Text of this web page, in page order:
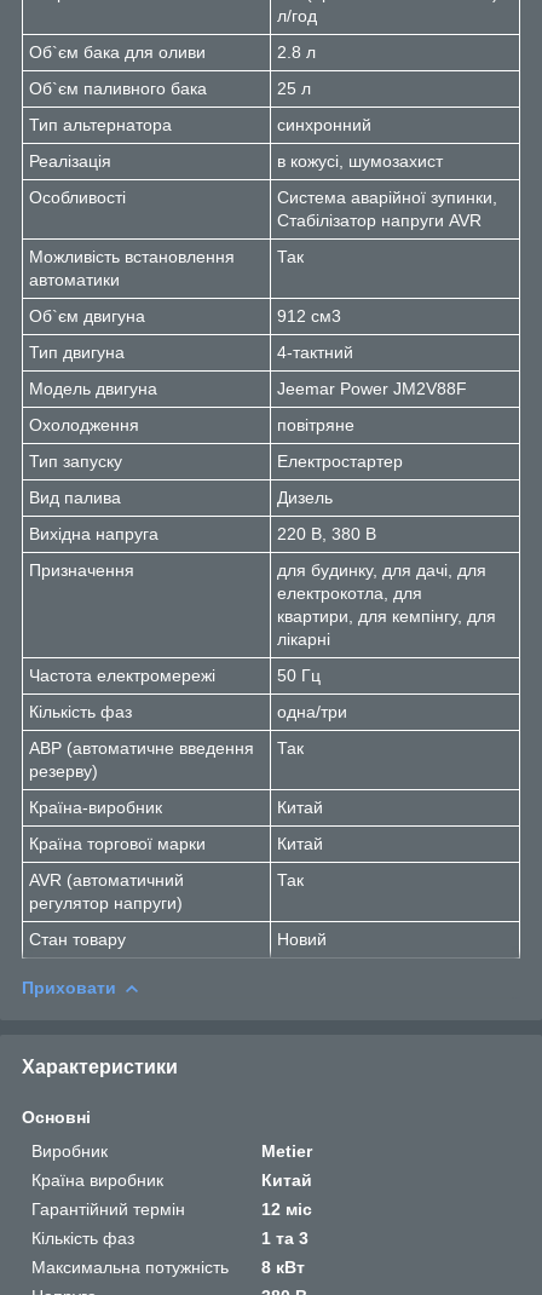
л/год
Об`єм бака для оливи
2.8 л
Об`єм паливного бака
25 л
Тип альтернатора
синхронний
Реалізація
в кожусі, шумозахист
Особливості
Система аварійної зупинки,
Стабілізатор напруги AVR
Можливість встановлення
автоматики
Так
Об`єм двигуна
912 см3
Тип двигуна
4-тактний
Модель двигуна
Jeemar Power JM2V88F
Охолодження
повітряне
Тип запуску
Електростартер
Вид палива
Дизель
Вихідна напруга
220 В, 380 В
Призначення
для будинку, для дачі, для
електрокотла, для
квартири, для кемпінгу, для
лікарні
Частота електромережі
50 Гц
Кількість фаз
одна/три
АВР (автоматичне введення
резерву)
Так
Країна-виробник
Китай
Країна торгової марки
Китай
AVR (автоматичний
регулятор напруги)
Так
Стан товару Новий
Приховати
Характеристики
Основні
Виробник
Metier
Країна виробник
Китай
Гарантійний термін
12 міс
Кількість фаз
1 та 3
Максимальна потужність
8 кВт